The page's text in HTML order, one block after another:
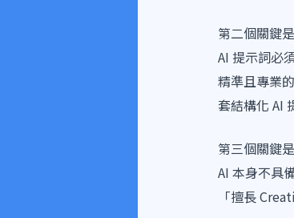
第二個關鍵
AI 提示詞必
精準且專業
套結構化 AI
第三個關鍵
AI 本身不具
「擅長